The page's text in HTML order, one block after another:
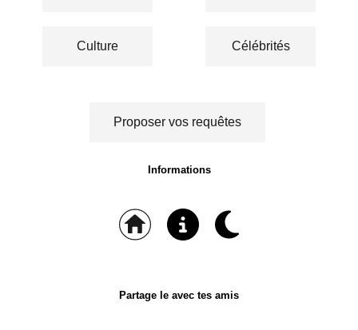
Culture Célébrités
Proposer vos requêtes
Informations
Partage le avec tes amis